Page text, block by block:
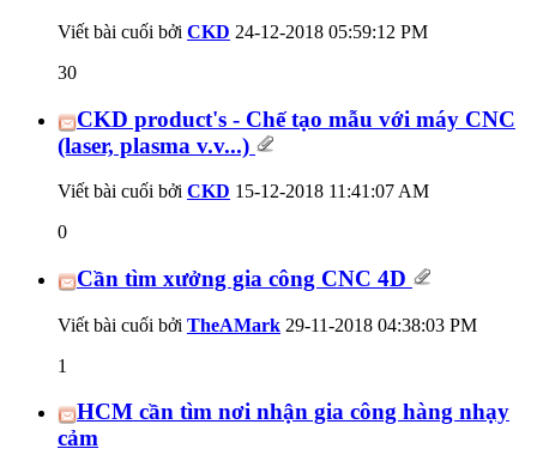
Viết bài cuối bởi CKD 24-12-2018 05:59:12 PM
30
CKD product's - Chế tạo mẫu với máy CNC
(laser, plasma v.v...)
Viết bài cuối bởi CKD 15-12-2018 11:41:07 AM
0
Cần tìm xưởng gia công CNC 4D
Viết bài cuối bởi TheAMark 29-11-2018 04:38:03 PM
1
HCM cần tìm nơi nhận gia công hàng nhạy
cảm